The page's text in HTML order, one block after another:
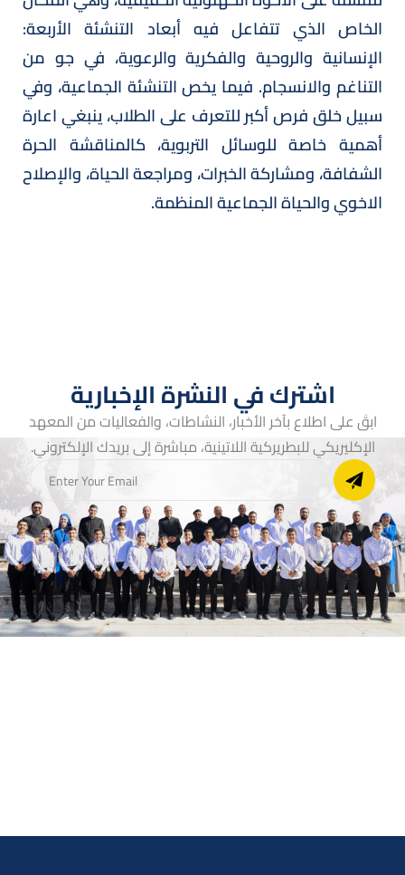
الخاص الذي تتفاعل فيه أبعاد التنشئة الأربعة:
الإنسانية والروحية والفكرية والرعوية، في جو من
التناغم والانسجام. فيما يخص التنشئة الجماعية، وفي
سبيل خلق فرص أكبر للتعرف على الطلاب، ينبغي اعارة
أهمية خاصة للوسائل التربوية، كالمناقشة الحرة
الشفافة، ومشاركة الخبرات، ومراجعة الحياة، والإصلاح
الاخوي والحياة الجماعية المنظمة.
اشترك في النشرة الإخبارية
ابقَ على اطلاع بآخر الأخبار، النشاطات، والفعاليات من المعهد
الإكليريكي للبطريركية اللاتينية، مباشرة إلى بريدك الإلكتروني.